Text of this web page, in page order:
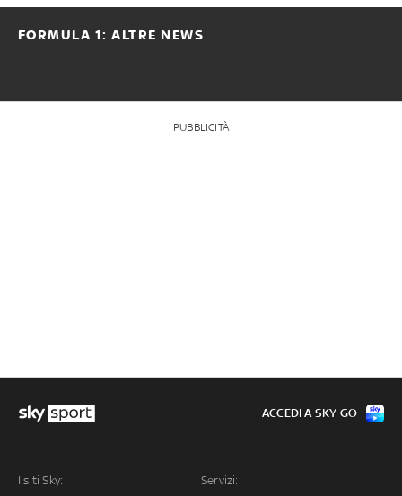
FORMULA 1: ALTRE NEWS
PUBBLICITÀ
I siti Sky: Servizi:
ACCEDI A SKY GO